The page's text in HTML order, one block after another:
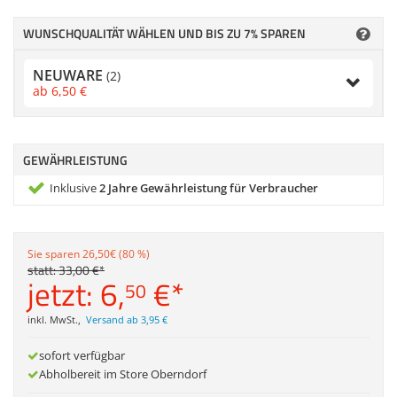
Anmelden | Registrieren
|
WUNSCHQUALITÄT WÄHLEN UND BIS ZU 7% SPAREN
NEUWARE (2)
ab 6,50 €
GEWÄHRLEISTUNG
Inklusive2 Jahre Gewährleistung für Verbraucher
Sie sparen 26,50€ (80 %)
statt:33,00€*
jetzt: 6,50 €*
inkl. MwSt., Versand ab 3,95 €
sofort verfügbar
Abholbereit im Store Oberndorf